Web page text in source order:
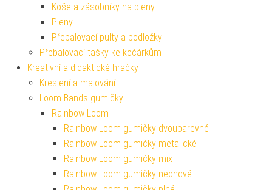
Koše a zásobníky na pleny
Pleny
Přebalovací pulty a podložky
Přebalovací tašky ke kočárkům
Kreativní a didaktické hračky
Kreslení a malování
Loom Bands gumičky
Rainbow Loom
Rainbow Loom gumičky dvoubarevné
Rainbow Loom gumičky metalické
Rainbow Loom gumičky mix
Rainbow Loom gumičky neonové